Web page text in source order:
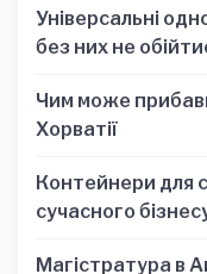
Універсальні
без них не
Чим може
Хорватії
Контейнери для
сучасного
Магістратура в